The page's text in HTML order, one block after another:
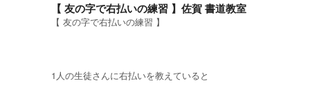
【 友の字で右払いの練習 】佐賀 書道教室
【 友の字で右払いの練習 】
1人の生徒さんに右払いを教えていると